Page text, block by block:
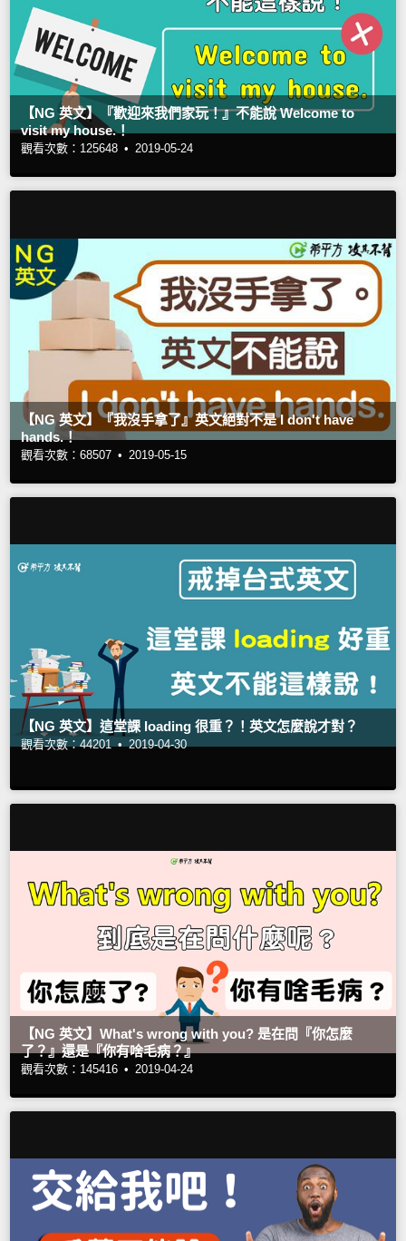
【NG 英文】『歡迎來我們家玩！』不能說 Welcome to
visit my house.！
觀看次數：125648 • 2019-05-24
【NG 英文】『我沒手拿了』英文絕對不是 I don't have
hands.！
觀看次數：68507 • 2019-05-15
【NG 英文】這堂課 loading 很重？！英文怎麼說才對？
觀看次數：44201 • 2019-04-30
【NG 英文】What's wrong with you? 是在問『你怎麼
了？』還是『你有啥毛病？』
觀看次數：145416 • 2019-04-24